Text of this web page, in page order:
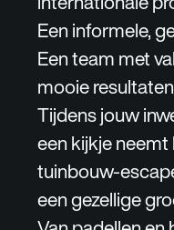
Een informele,
Een team met
mooie
Tijdens jouw
een kijkje neemt
tuinbouw-
een gezellige